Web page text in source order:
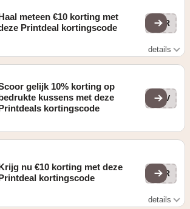
meteen €10 korting met
Printdeal kortingscode
CHR
details
gelijk 10% korting op
kussens met deze
kortingscode
PPV
nu €10 korting met deze
kortingscode
CHR
details